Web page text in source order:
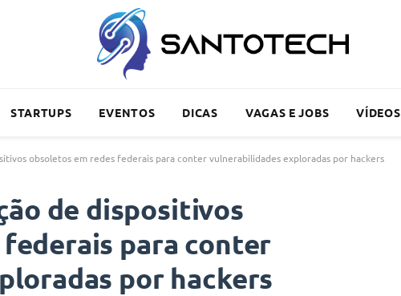
STARTUPS EVENTOS DICAS VAGAS E JOBS VÍDEOS
obsoletos em redes federais para conter vulnerabilidades exploradas por hackers
de dispositivos
para conter
por hackers